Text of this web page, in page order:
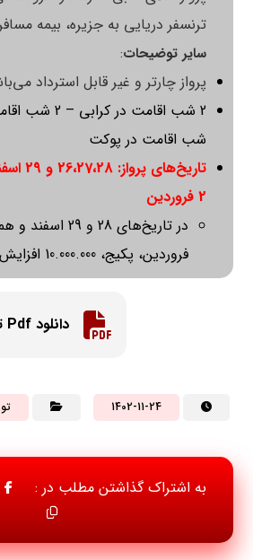
ترنسفر دریایی به جزیره، بیمه
سایر توضیحات:
پرواز چارتر و غیر قابل استرداد
شب اقامت در پوکت
2 فروردین
فروردین، پکیج، 10.000.000 افزایش نرخ دارد
دانلود Pdf تور
1402-11-24